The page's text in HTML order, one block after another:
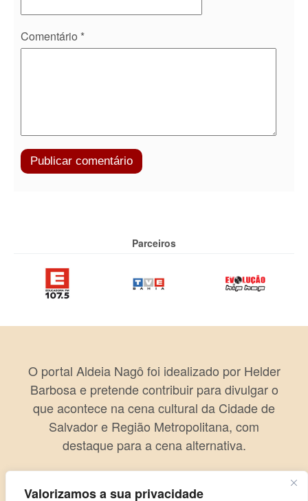
Valorizamos a sua privacidade
Comentário *
Parceiros
O portal Aldeia Nagô foi idealizado por Helder
Barbosa e pretende contribuir para divulgar o
que acontece na cena cultural da Cidade de
Salvador e Região Metropolitana, com
destaque para a cena alternativa.